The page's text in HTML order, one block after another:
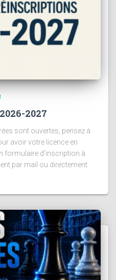
2027
sont ouvertes, pensez à
avoir votre licence en
formulaire d’inscription à
par mail ou directement